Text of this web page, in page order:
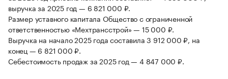
выручка за 2025 год — 6 821 000 ₽.
Размер уставного капитала Общество с ограниченной
ответственностью «Мехтрансстрой» — 15 000 ₽.
Выручка на начало 2025 года составила 3 912 000 ₽, на
конец — 6 821 000 ₽.
Себестоимость продаж за 2025 год — 4 847 000 ₽.